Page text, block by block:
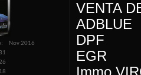
Nov 2016
18
VENTA
ADBLUE
DPF
EGR